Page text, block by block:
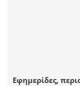
Εφημερίδες,